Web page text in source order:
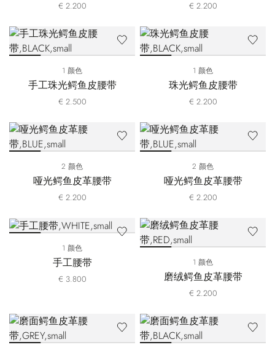
€ 2.200 € 2.200
1 颜色
手工珠光鳄鱼皮腰带
€ 2.500
1 颜色
珠光鳄鱼皮腰带
€ 2.200
2 颜色
哑光鳄鱼皮革腰带
€ 2.200
2 颜色
哑光鳄鱼皮革腰带
€ 2.200
1 颜色
手工腰带
€ 3.800
1 颜色
磨绒鳄鱼皮革腰带
€ 2.200